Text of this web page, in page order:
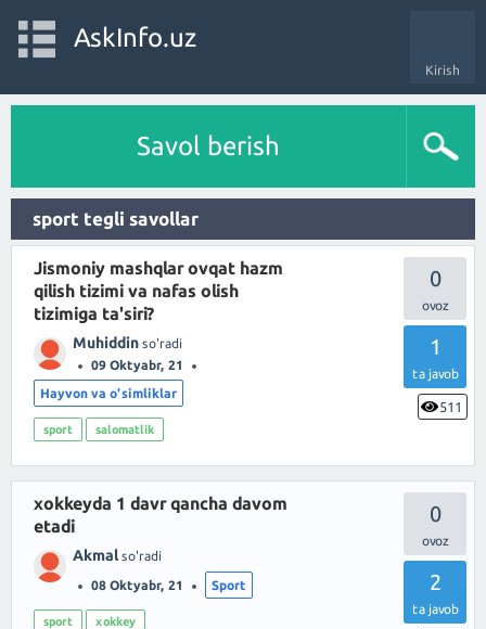
Kirish
AskInfo.uz
Savol berish
sport tegli savollar
0
1
ta javob
511
Jismoniy mashqlar ovqat hazm
qilish tizimi va nafas olish
tizimiga ta'siri?
Muhiddin so'radi
09 Oktyabr, 21
Hayvon va o'simliklar
sport salomatlik
0
2
ta javob
xokkeyda 1 davr qancha davom
etadi
Akmal so'radi
08 Oktyabr, 21 Sport
sport xokkey